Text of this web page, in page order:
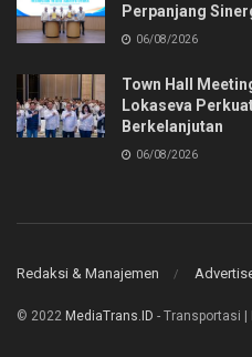
Perpanjang
06/08/2026
Town Hall
Lokaseva
Berkelanjutan
06/08/2026
Redaksi & Manajemen
© 2022 MediaTrans.ID - Transportasi